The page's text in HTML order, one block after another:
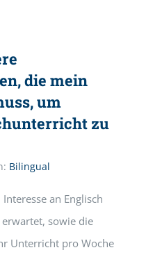
die mein
um
zu
Bilingual
an Englisch
sowie die
Unterricht pro Woche